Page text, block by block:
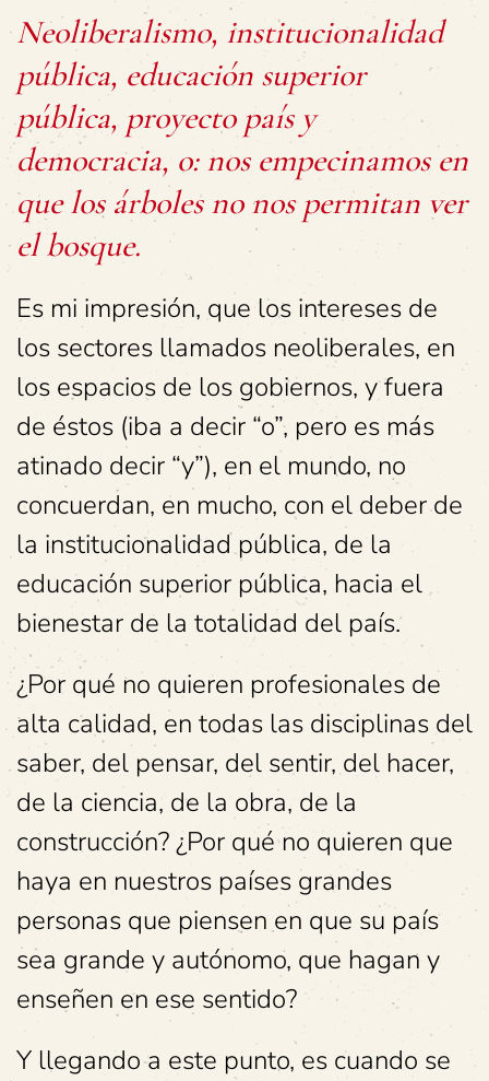
Neoliberalismo, institucionalidad
pública, educación superior
pública, proyecto país y
democracia, o: nos empecinamos en
que los árboles no nos permitan ver
el bosque.
Es mi impresión, que los intereses de
los sectores llamados neoliberales, en
los espacios de los gobiernos, y fuera
de éstos (iba a decir “o”, pero es más
atinado decir “y”), en el mundo, no
concuerdan, en mucho, con el deber de
la institucionalidad pública, de la
educación superior pública, hacia el
bienestar de la totalidad del país.
¿Por qué no quieren profesionales de
alta calidad, en todas las disciplinas del
saber, del pensar, del sentir, del hacer,
de la ciencia, de la obra, de la
construcción? ¿Por qué no quieren que
haya en nuestros países grandes
personas que piensen en que su país
sea grande y autónomo, que hagan y
enseñen en ese sentido?
Y llegando a este punto, es cuando se